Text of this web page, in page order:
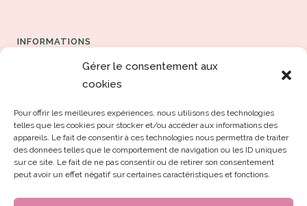
Gérer le consentement aux
cookies
Pour offrir les meilleures expériences, nous utilisons des technologies
telles que les cookies pour stocker et/ou accéder aux informations des
appareils. Le fait de consentir à ces technologies nous permettra de traiter
des données telles que le comportement de navigation ou les ID uniques
sur ce site. Le fait de ne pas consentir ou de retirer son consentement
peut avoir un effet négatif sur certaines caractéristiques et fonctions.
INFORMATIONS
Espace formation
Les Conditions générales de vente
Politique de confidentialité